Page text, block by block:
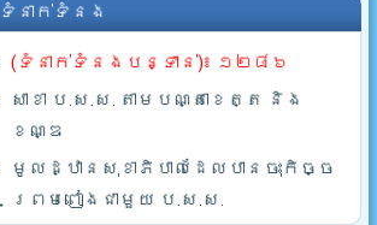
ទំនាក់ទំនង
(ទំនាក់ទំនងបន្ទាន់)៖ ១២៨៦
សាខា ប.ស.ស. តាមបណ្តាខេត្ត និង
ខណ្ឌ
មូលដ្ឋានសុខាភិបាលដែលបានចុះកិច្ច
ព្រមពៀងជាមួយ ប.ស.ស.